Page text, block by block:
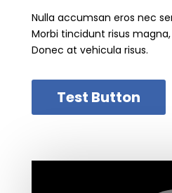
Nulla accumsan eros nec
Morbi tincidunt risus
Donec at vehicula risus.
Test Button